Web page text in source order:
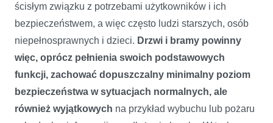
ścisłym związku z potrzebami użytkowników i ich
bezpieczeństwem, a więc często ludzi starszych, osób
niepełnosprawnych i dzieci. Drzwi i bramy powinny
więc, oprócz pełnienia swoich podstawowych
funkcji, zachować dopuszczalny minimalny poziom
bezpieczeństwa w sytuacjach normalnych, ale
również wyjątkowych na przykład wybuchu lub pożaru